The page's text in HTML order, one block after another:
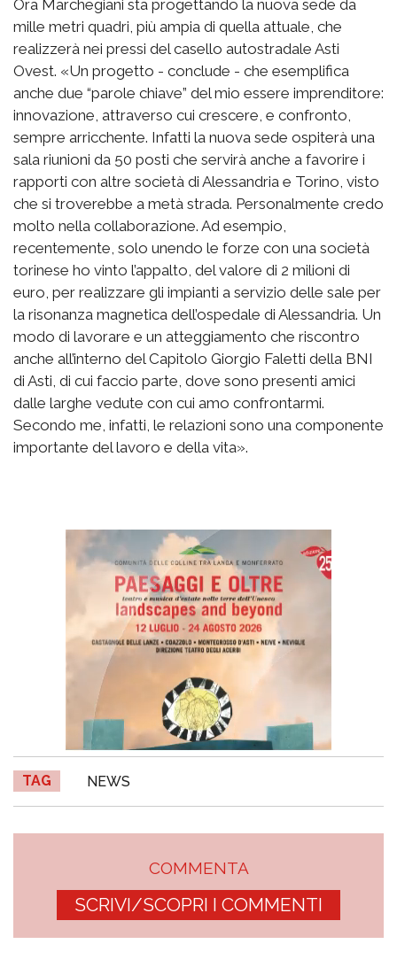
Ora Marchegiani sta progettando la nuova sede da
mille metri quadri, più ampia di quella attuale, che
realizzerà nei pressi del casello autostradale Asti
Ovest. «Un progetto - conclude - che esemplifica
anche due “parole chiave” del mio essere imprenditore:
innovazione, attraverso cui crescere, e confronto,
sempre arricchente. Infatti la nuova sede ospiterà una
sala riunioni da 50 posti che servirà anche a favorire i
rapporti con altre società di Alessandria e Torino, visto
che si troverebbe a metà strada. Personalmente credo
molto nella collaborazione. Ad esempio,
recentemente, solo unendo le forze con una società
torinese ho vinto l’appalto, del valore di 2 milioni di
euro, per realizzare gli impianti a servizio delle sale per
la risonanza magnetica dell’ospedale di Alessandria. Un
modo di lavorare e un atteggiamento che riscontro
anche all’interno del Capitolo Giorgio Faletti della BNI
di Asti, di cui faccio parte, dove sono presenti amici
dalle larghe vedute con cui amo confrontarmi.
Secondo me, infatti, le relazioni sono una componente
importante del lavoro e della vita».
TAG NEWS
COMMENTA
SCRIVI/SCOPRI I COMMENTI